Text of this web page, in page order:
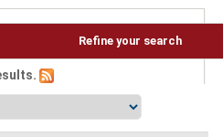
Refine your search